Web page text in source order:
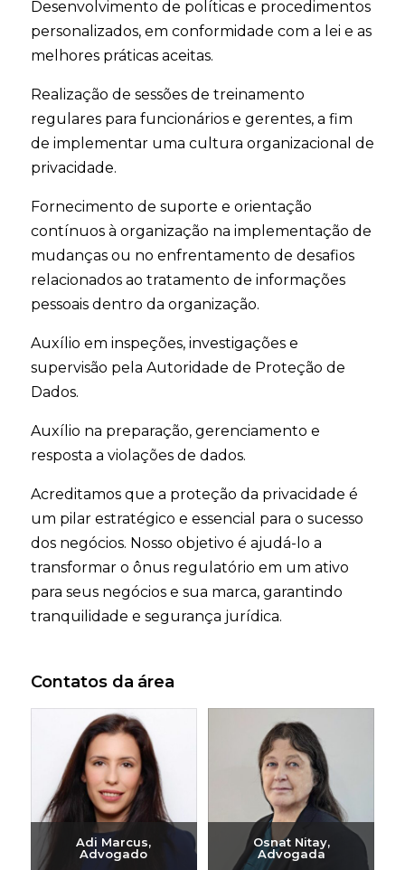
Desenvolvimento de políticas e procedimentos
personalizados, em conformidade com a lei e as
melhores práticas aceitas.
Realização de sessões de treinamento
regulares para funcionários e gerentes, a fim
de implementar uma cultura organizacional de
privacidade.
Fornecimento de suporte e orientação
contínuos à organização na implementação de
mudanças ou no enfrentamento de desafios
relacionados ao tratamento de informações
pessoais dentro da organização.
Auxílio em inspeções, investigações e
supervisão pela Autoridade de Proteção de
Dados.
Auxílio na preparação, gerenciamento e
resposta a violações de dados.
Acreditamos que a proteção da privacidade é
um pilar estratégico e essencial para o sucesso
dos negócios. Nosso objetivo é ajudá-lo a
transformar o ônus regulatório em um ativo
para seus negócios e sua marca, garantindo
tranquilidade e segurança jurídica.
Contatos da área
Adi Marcus,
Advogado
Osnat Nitay,
Advogada